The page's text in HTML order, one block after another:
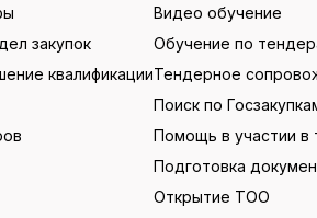
закупок
квалификации
Видео обучение
Обучение по
Тендерное
Поиск по
Помощь в участии в
Подготовка
Открытие ТОО